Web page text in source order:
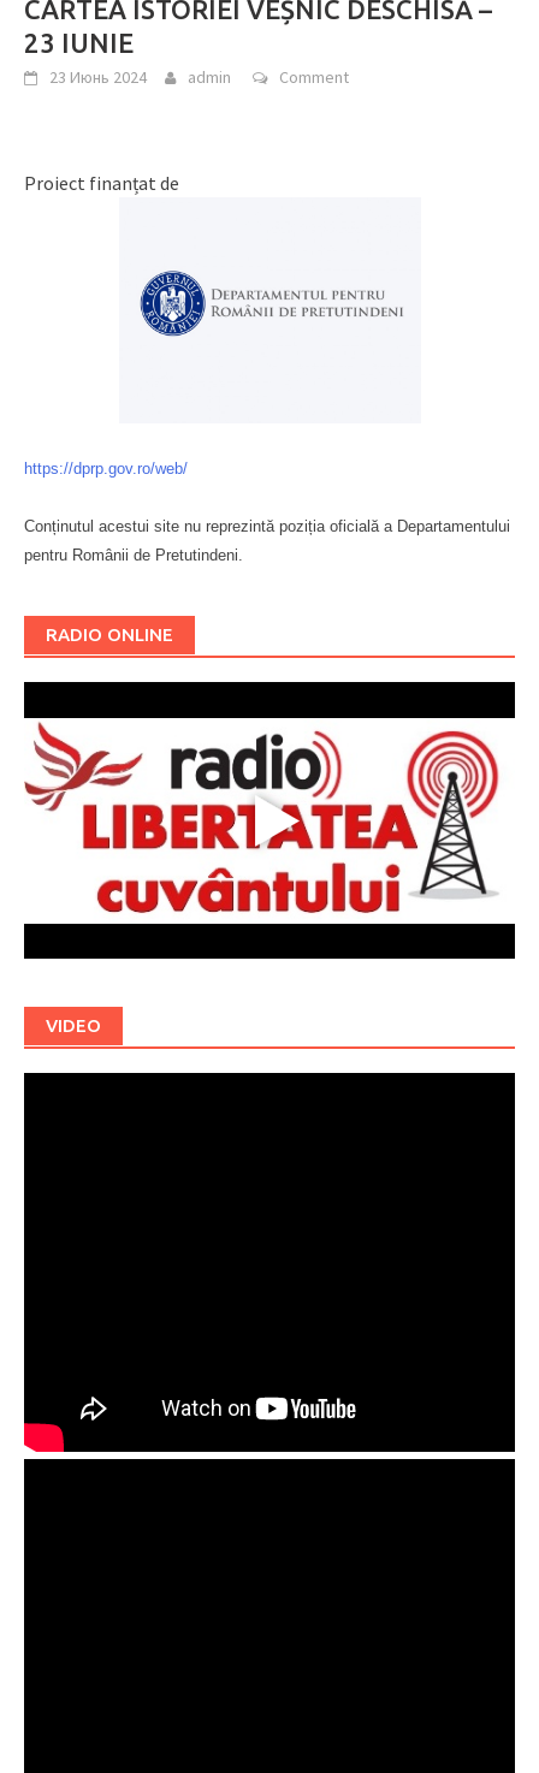
CARTEA ISTORIEI VEȘNIC DESCHISĂ –
23 IUNIE
23 Июнь 2024 admin Comment
Proiect finanțat de
https://dprp.gov.ro/web/
Conținutul acestui site nu reprezintă poziția oficială a Departamentului
pentru Românii de Pretutindeni.
RADIO ONLINE
VIDEO